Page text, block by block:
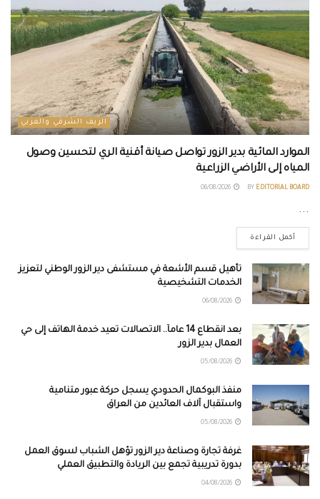
الريف الشرقي والغربي
الموارد المائية بدير الزور تواصل صيانة أقنية الري لتحسين وصول
المياه إلى الأراضي الزراعية
BY EDITORIAL BOARD
...
أكمل القراءة
تأهيل قسم الأشعة في مستشفى دير الزور الوطني لتعزيز
الخدمات التشخيصية
بعد انقطاع 14 عاماً.. الاتصالات تعيد خدمة الهاتف إلى حي
العمال بدير الزور
منفذ البوكمال الحدودي يسجل حركة عبور متنامية
واستقبال آلاف العائدين من العراق
غرفة تجارة وصناعة دير الزور تؤهل الشباب لسوق العمل
بدورة تدريبية تجمع بين الريادة والتطبيق العملي